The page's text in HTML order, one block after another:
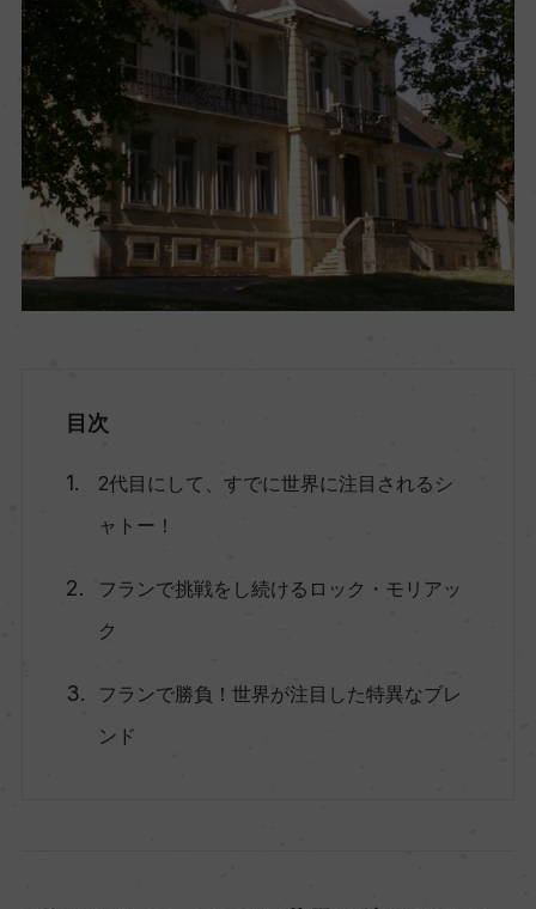
目次
2代目にして、すでに世界に注目されるシ
ャトー！
フランで挑戦をし続けるロック・モリアッ
ク
フランで勝負！世界が注目した特異なブレ
ンド